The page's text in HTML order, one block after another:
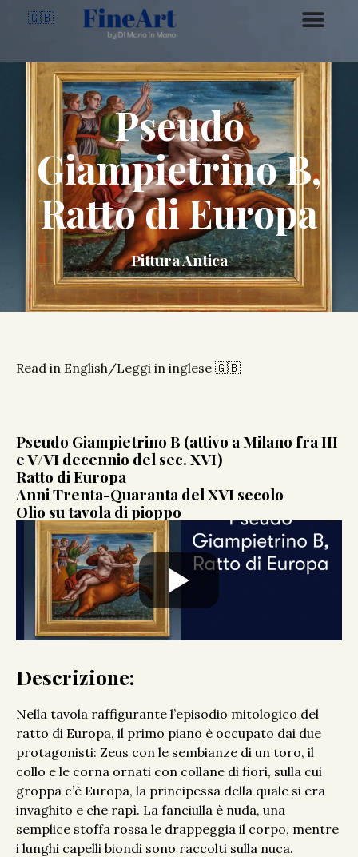
🇬🇧
Pseudo
Giampietrino B,
Ratto di Europa
Pittura Antica
Read in English/Leggi in inglese 🇬🇧
Pseudo Giampietrino B (attivo a Milano fra III
e V/VI decennio del sec. XVI)
Ratto di Europa
Anni Trenta-Quaranta del XVI secolo
Olio su tavola di pioppo
Descrizione:
Nella tavola raffigurante l’episodio mitologico del
ratto di Europa, il primo piano è occupato dai due
protagonisti: Zeus con le sembianze di un toro, il
collo e le corna ornati con collane di fiori, sulla cui
groppa c’è Europa, la principessa della quale si era
invaghito e che rapì. La fanciulla è nuda, una
semplice stoffa rossa le drappeggia il corpo, mentre
i lunghi capelli biondi sono raccolti sulla nuca.